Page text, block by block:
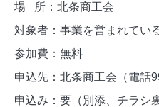
場 所：北条商工会
対象者：事業を営まれてい
参加費：無料
申込先：北条商工会（電話
申込み：要（別添、チラシ